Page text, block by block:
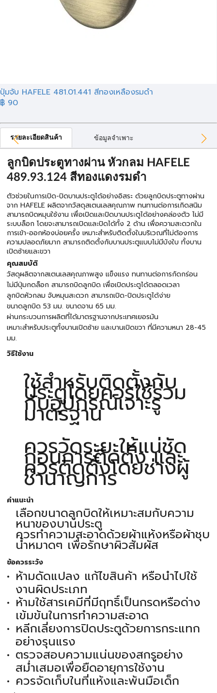
ปุ่มจับ HAFELE 481.01.441 สีทองเหลืองรมดำ
฿ 90
รายละเอียดสินค้า ข้อมูลจำเพาะ
ลูกบิดประตูทางผ่าน หัวกลม HAFELE
489.93.124 สีทองแดงรมดำ
ตัวช่วยในการเปิด-ปิดบานประตูได้อย่างอิสระ ด้วยลูกบิดประตูทางผ่าน
จาก HAFELE ผลิตจากวัสดุสเตนเลสคุณภาพ ทนทานต่อการเกิดสนิม
สามารถบิดหมุนใช้งาน เพื่อเปิดและปิดบานประตูได้อย่างคล่องตัว ไม่มี
ระบบล็อก โดยจะสามารถเปิดและปิดได้ทั้ง 2 ด้าน เพื่อความสะดวกใน
การเข้า-ออกห้องบ่อยครั้ง เหมาะสำหรับติดตั้งในบริเวณที่ไม่ต้องการ
ความปลอดภัยมาก สามารถติดตั้งกับบานประตูแบบไม่มีบังใบ ทั้งบาน
เปิดซ้ายและขวา
คุณสมบัติ
วัสดุผลิตจากสเตนเลสคุณภาพสูง แข็งแรง ทนทานต่อการกัดกร่อน
ไม่มีปุ่มกดล็อก สามารถบิดลูกบิด เพื่อเปิดประตูได้ตลอดเวลา
ลูกบิดหัวกลม จับหมุนสะดวก สามารถเปิด-ปิดประตูได้ง่าย
ขนาดลูกบิด 53 มม. ขนาดจาน 65 มม.
ผ่านกระบวนการผลิตที่ได้มาตรฐานจากประเทศเยอรมัน
เหมาะสำหรับประตูทั้งบานเปิดซ้าย และบานเปิดขวา ที่มีความหนา 28-45
มม.
วิธีใช้งาน
ใช้สำหรับติดตั้งกับ
ประตูโดยควรใช้ร่วม
กับอุปกรณ์เจาะรู
มาตรฐาน
ควรวัดระยะให้แน่ชัด
ก่อนการติดตั้ง และ
ควรติดตั้งโดยช่างผู้
ชำนาญการ
คำแนะนำ
เลือกขนาดลูกบิดให้เหมาะสมกับความ
หนาของบานประตู
ควรทำความสะอาดด้วยผ้าแห้งหรือผ้าชุบ
น้ำหมาดๆ เพื่อรักษาผิวสัมผัส
ข้อควรระวัง
ห้ามดัดแปลง แก้ไขสินค้า หรือนำไปใช้
งานผิดประเภท
ห้ามใช้สารเคมีที่มีฤทธิ์เป็นกรดหรือด่าง
เข้มข้นในการทำความสะอาด
หลีกเลี่ยงการปิดประตูด้วยการกระแทก
อย่างรุนแรง
ตรวจสอบความแน่นของสกรูอย่าง
สม่ำเสมอเพื่อยืดอายุการใช้งาน
ควรจัดเก็บในที่แห้งและพ้นมือเด็ก